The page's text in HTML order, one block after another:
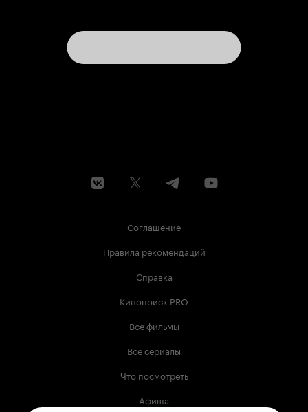
Соглашение
Правила рекомендаций
Справка
Кинопоиск PRO
Все фильмы
Все сериалы
Что посмотреть
Афиша